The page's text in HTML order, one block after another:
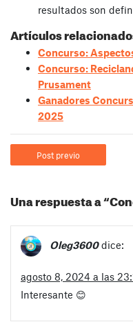
resultados son
Artículos
Concurso:
Concurso:
Prusament
Ganadores
2025
Post previo
Una respuesta a
Oleg3600 dice:
agosto 8, 2024 a las
Interesante 😊